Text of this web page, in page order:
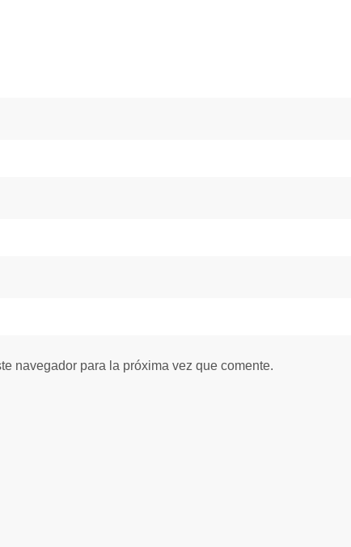
navegador para la próxima vez que comente.